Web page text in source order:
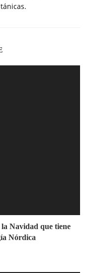
Navidad que tiene
Nórdica